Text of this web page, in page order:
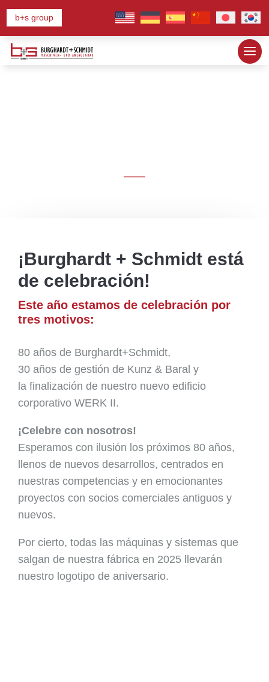
b+s group
¡Burghardt + Schmidt está
de celebración!
Este año estamos de celebración por
tres motivos:
80 años de Burghardt+Schmidt,
30 años de gestión de Kunz & Baral y
la finalización de nuestro nuevo edificio
corporativo WERK II.
¡Celebre con nosotros!
Esperamos con ilusión los próximos 80 años,
llenos de nuevos desarrollos, centrados en
nuestras competencias y en emocionantes
proyectos con socios comerciales antiguos y
nuevos.
Por cierto, todas las máquinas y sistemas que
salgan de nuestra fábrica en 2025 llevarán
nuestro logotipo de aniversario.